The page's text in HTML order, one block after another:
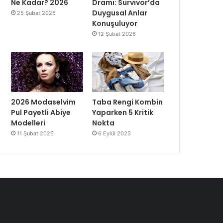
Ne Kadar? 2026
25 Şubat 2026
Dramı: Survivor’da
Duygusal Anlar
Konuşuluyor
12 Şubat 2026
2026 Modaselvim
Pul Payetli Abiye
Modelleri
11 Şubat 2026
Taba Rengi Kombin
Yaparken 5 Kritik
Nokta
6 Eylül 2025